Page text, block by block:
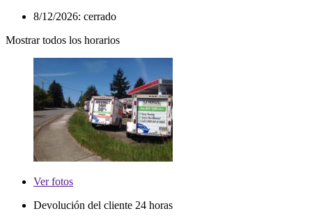
8/12/2026: cerrado
Mostrar todos los horarios
Verfotos
Devolución del cliente 24 horas